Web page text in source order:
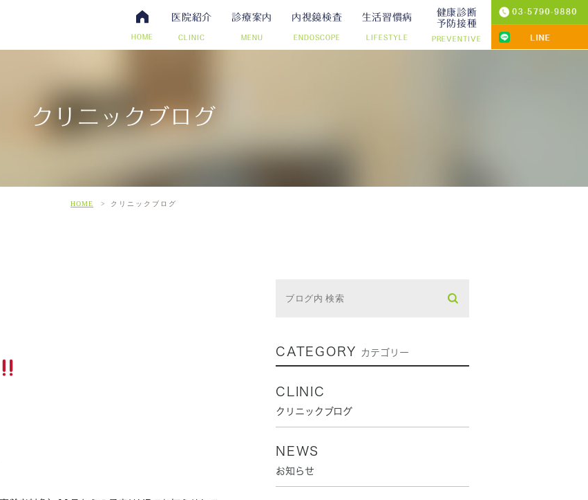
HOME
医院紹介
CLINIC
セス・診療時間 スタッフ募集
診療案内
MENU
内視鏡検査
ENDOSCOPE
検査について 日帰り手術（内視鏡的ポリープ切除）
生活習慣病
LIFESTYLE
健康診断
予防接種
PREVENTIVE
ワクチン・予防接種
クリニックブログ
HOME クリニックブログ
CATEGORY カテゴリー
CLINIC
クリニックブログ
NEWS
お知らせ